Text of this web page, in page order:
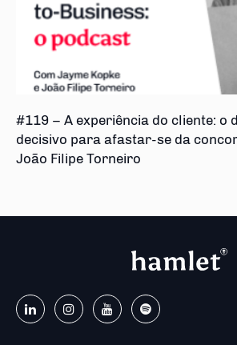
#119 – A experiência do cliente: o
decisivo para afastar-se da
João Filipe Torneiro